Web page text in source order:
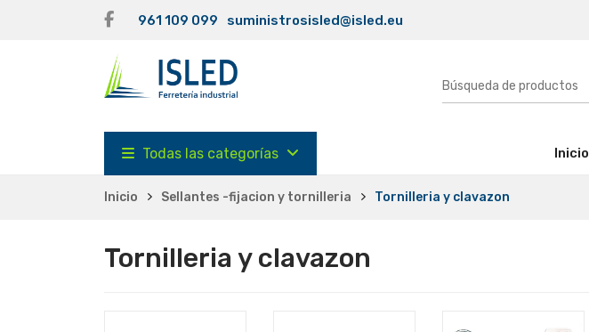
961 109 099 suministrosisled@isled.eu
Todas las categorías Inicio
Inicio Sellantes -fijacion y tornilleria Tornilleria y clavazon
Tornilleria y clavazon